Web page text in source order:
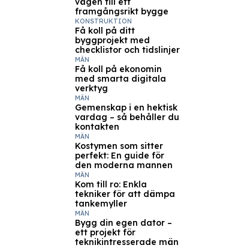
framgångsrikt bygge
Få koll på ditt
byggprojekt med
checklistor och tidslinjer
KONSTRUKTION
Få koll på ekonomin
med smarta digitala
verktyg
MÄN
Gemenskap i en hektisk
vardag – så behåller du
kontakten
MÄN
Kostymen som sitter
perfekt: En guide för
den moderna mannen
MÄN
Kom till ro: Enkla
tekniker för att dämpa
tankemyller
MÄN
Bygg din egen dator –
ett projekt för
teknikintresserade män
MÄN